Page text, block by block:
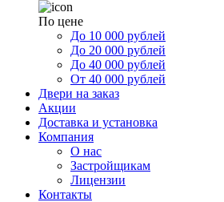
По цене
До 10 000 рублей
До 20 000 рублей
До 40 000 рублей
От 40 000 рублей
Двери на заказ
Акции
Доставка и установка
Компания
О нас
Застройщикам
Лицензии
Контакты